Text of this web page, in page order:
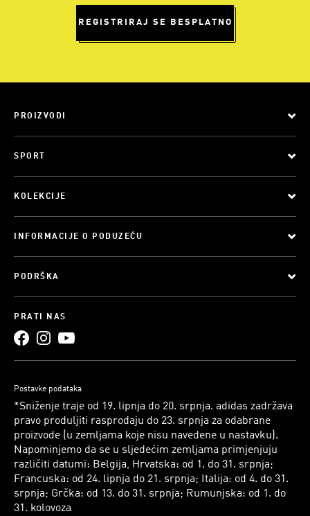
REGISTRIRAJ SE BESPLATNO
PROIZVODI
SPORT
KOLEKCIJE
INFORMACIJE O PODUZEĆU
PODRŠKA
PRATI NAS
Postavke podataka
*Sniženje traje od 19. lipnja do 20. srpnja. adidas zadržava
pravo produljiti rasprodaju do 23. srpnja za odabrane
proizvode (u zemljama koje nisu navedene u nastavku).
Napominjemo da se u sljedećim zemljama primjenjuju
različiti datumi: Belgija, Hrvatska: od 1. do 31. srpnja;
Francuska: od 24. lipnja do 21. srpnja; Italija: od 4. do 31.
srpnja; Grčka: od 13. do 31. srpnja; Rumunjska: od 1. do
31. kolovoza